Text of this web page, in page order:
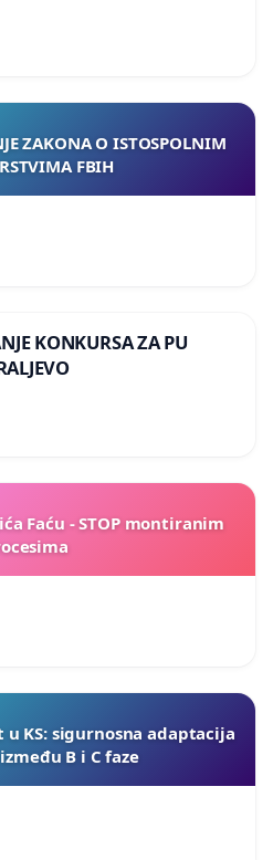
ZAKONA O ISTOSPOLNIM
FBIH
KONKURSA ZA PU
Faću - STOP montiranim
KS: sigurnosna adaptacija
B i C faze